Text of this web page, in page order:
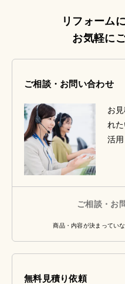
リフォーム
お気軽に
ご相談・お問い合わせ
お
れ
活用
ご相談・お
商品・内容が決まってい
無料見積り依頼